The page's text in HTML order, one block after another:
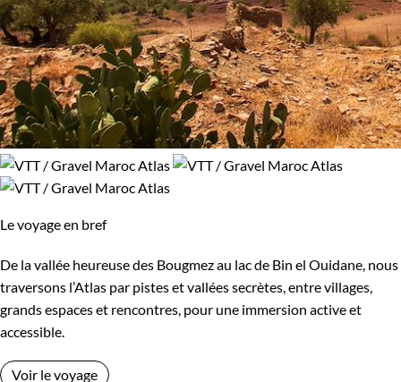
Le voyage en bref
De la vallée heureuse des Bougmez au lac de Bin el Ouidane, nous
traversons l’Atlas par pistes et vallées secrètes, entre villages,
grands espaces et rencontres, pour une immersion active et
accessible.
Voir le voyage